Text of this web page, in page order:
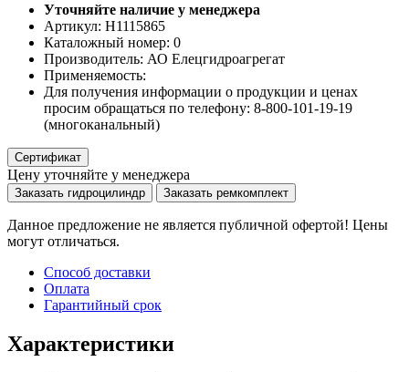
Уточняйте наличие у менеджера
Артикул: Н1115865
Каталожный номер: 0
Производитель: АО Елецгидроагрегат
Применяемость:
Для получения информации о продукции и ценах
просим обращаться по телефону: 8-800-101-19-19
(многоканальный)
Сертификат
Цену уточняйте у менеджера
Заказать гидроцилиндр Заказать ремкомплект
Данное предложение не является публичной офертой! Цены
могут отличаться.
Способ доставки
Оплата
Гарантийный срок
Характеристики